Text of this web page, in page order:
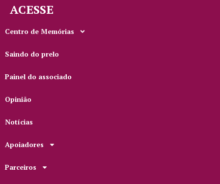
ACESSE
Centro de Memórias
Saindo do prelo
Painel do associado
Opinião
Notícias
Apoiadores
Parceiros